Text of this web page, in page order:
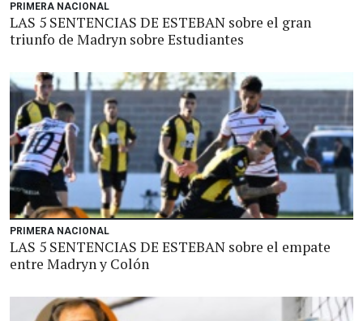
PRIMERA NACIONAL
LAS 5 SENTENCIAS DE ESTEBAN sobre el gran
triunfo de Madryn sobre Estudiantes
PRIMERA NACIONAL
LAS 5 SENTENCIAS DE ESTEBAN sobre el empate
entre Madryn y Colón